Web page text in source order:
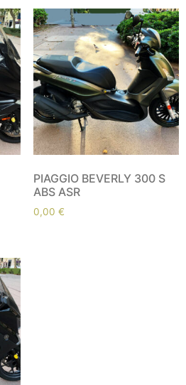
PIAGGIO BEVERLY 300 S
ABS ASR
0,00 €